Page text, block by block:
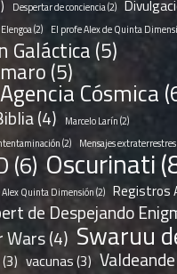
Despertar de conciencia(2)
Elengoa(2) El profe Alex de Quinta
Galáctica(5)
(5)
Cósmica
(4) Marcelo Larín(2)
(2) Mensajes extraterrestres
(6) Oscurinati
Alex Quinta Dimensión(2) Registros
de Despejando
Wars(4) Swaruu
(3) vacunas(3)